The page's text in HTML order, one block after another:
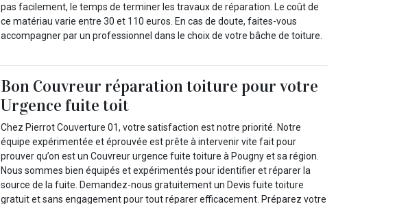
pas facilement, le temps de terminer les travaux de réparation. Le coût de
ce matériau varie entre 30 et 110 euros. En cas de doute, faites-vous
accompagner par un professionnel dans le choix de votre bâche de toiture.
Bon Couvreur réparation toiture pour votre
Urgence fuite toit
Chez Pierrot Couverture 01, votre satisfaction est notre priorité. Notre
équipe expérimentée et éprouvée est prête à intervenir vite fait pour
prouver qu’on est un Couvreur urgence fuite toiture à Pougny et sa région.
Nous sommes bien équipés et expérimentés pour identifier et réparer la
source de la fuite. Demandez-nous gratuitement un Devis fuite toiture
gratuit et sans engagement pour tout réparer efficacement. Préparez votre